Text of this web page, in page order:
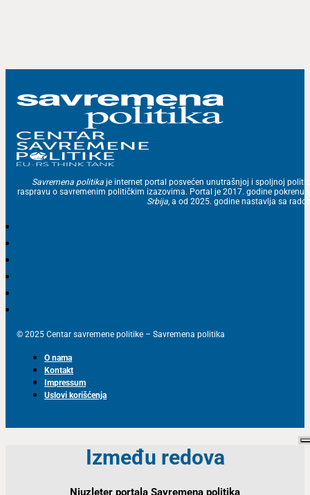
Savremena politika je internet portal posvećen unutrašnjoj i spoljnoj
raspravu o savremenim političkim izazovima. Portal je 2017. godine
Srbija, a od 2025. godine nastavlja sa
© 2025 Centar savremene politike – Savremena politika
O nama
Kontakt
Impressum
Uslovi korišćenja
Između redova
Njuzleter portala Savremena politika